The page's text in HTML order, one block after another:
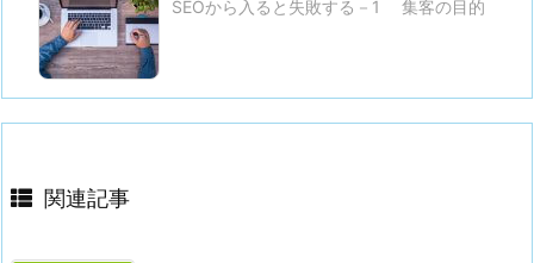
SEOから入ると失敗する－1 集客の目的
関連記事